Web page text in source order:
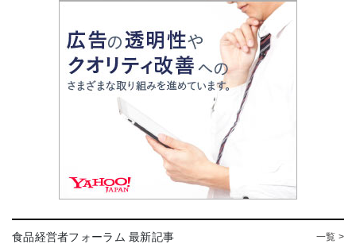
食品経営者フォーラム 最新記事 一覧 >